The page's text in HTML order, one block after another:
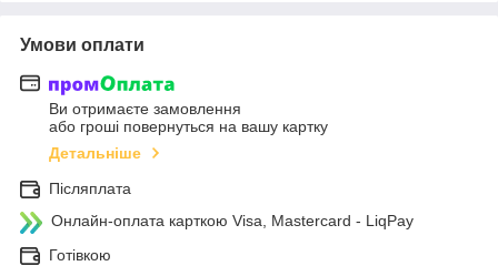
Умови оплати
Ви отримаєте замовлення
або гроші повернуться на вашу картку
Детальніше
Післяплата
Онлайн-оплата карткою Visa, Mastercard - LiqPay
Готівкою